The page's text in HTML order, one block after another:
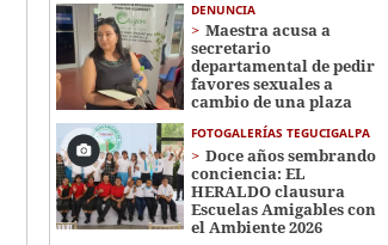
DENUNCIA
Maestra acusa a
secretario
departamental de pedir
favores sexuales a
cambio de una plaza
FOTOGALERÍAS TEGUCIGALPA
Doce años sembrando
conciencia: EL
HERALDO clausura
Escuelas Amigables con
el Ambiente 2026